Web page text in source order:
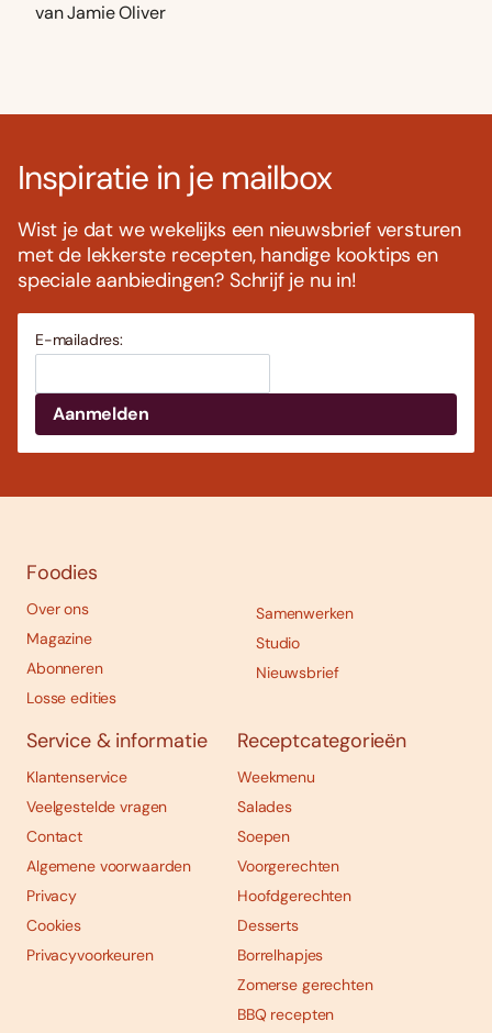
van Jamie Oliver
Inspiratie in je mailbox
Wist je dat we wekelijks een nieuwsbrief versturen
met de lekkerste recepten, handige kooktips en
speciale aanbiedingen? Schrijf je nu in!
E-mailadres:
Foodies
Over ons
Magazine
Abonneren
Losse edities
Samenwerken
Studio
Nieuwsbrief
Service & informatie
Klantenservice
Veelgestelde vragen
Contact
Algemene voorwaarden
Privacy
Cookies
Privacyvoorkeuren
Receptcategorieën
Weekmenu
Salades
Soepen
Voorgerechten
Hoofdgerechten
Desserts
Borrelhapjes
Zomerse gerechten
BBQ recepten